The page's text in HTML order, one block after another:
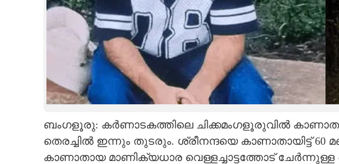
LITERATURE
ബംഗളൂരു: കർണാടകത്തിലെ ചിക്കമംഗളൂരുവിൽ
തെരച്ചിൽ ഇന്നും തുടരും. ശ്രീനന്ദയെ കാണാതായിട്ട് 60
കാണാതായ മാണിക്യധാര വെള്ളച്ചാട്ടത്തോട്